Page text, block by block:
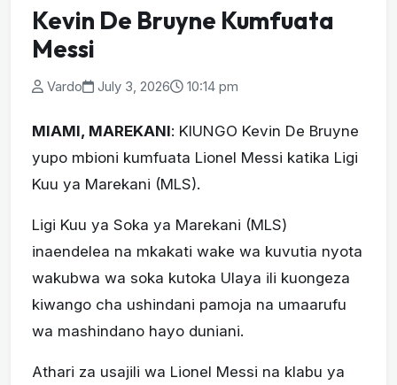
Kevin De Bruyne Kumfuata
Messi
Vardo July 3, 2026 10:14 pm
MIAMI, MAREKANI: KIUNGO Kevin De Bruyne
yupo mbioni kumfuata Lionel Messi katika Ligi
Kuu ya Marekani (MLS).
Ligi Kuu ya Soka ya Marekani (MLS)
inaendelea na mkakati wake wa kuvutia nyota
wakubwa wa soka kutoka Ulaya ili kuongeza
kiwango cha ushindani pamoja na umaarufu
wa mashindano hayo duniani.
Athari za usajili wa Lionel Messi na klabu ya